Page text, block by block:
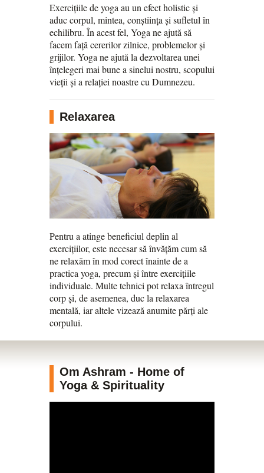
Exercițiile de yoga au un efect holistic și
aduc corpul, mintea, conștiința și sufletul în
echilibru. În acest fel, Yoga ne ajută să
facem față cererilor zilnice, problemelor și
grijilor. Yoga ne ajută la dezvoltarea unei
înțelegeri mai bune a sinelui nostru, scopului
vieții și a relației noastre cu Dumnezeu.
Relaxarea
Pentru a atinge beneficiul deplin al
exercițiilor, este necesar să învățăm cum să
ne relaxăm în mod corect înainte de a
practica yoga, precum și între exercițiile
individuale. Multe tehnici pot relaxa întregul
corp și, de asemenea, duc la relaxarea
mentală, iar altele vizează anumite părți ale
corpului.
Om Ashram - Home of
Yoga & Spirituality